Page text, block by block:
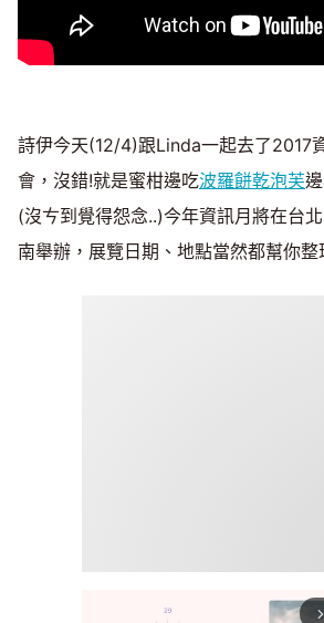
詩伊今天(12/4)跟Linda一起去了2017
會，沒錯!就是蜜柑邊吃波羅餅乾泡芙
(沒ㄘ到覺得怨念..)今年資訊月將在台
南舉辦，展覽日期、地點當然都幫你
arrow_forward_ios